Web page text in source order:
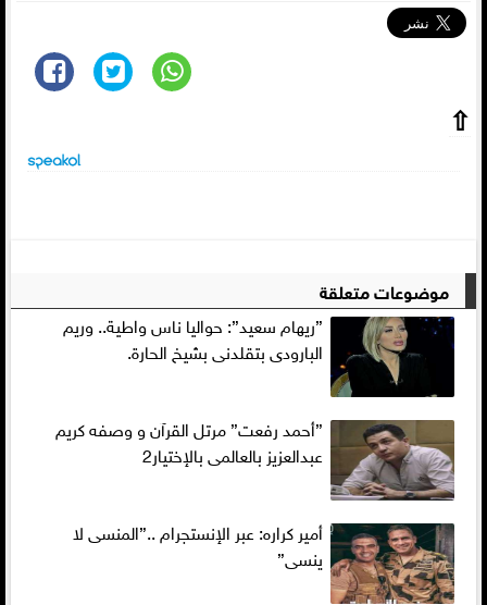
⇧
موضوعات متعلقة
”ريهام سعيد”: حواليا ناس واطية.. وريم
البارودى بتقلدنى بشيخ الحارة.
”أحمد رفعت” مرتل القرآن و وصفه كريم
عبدالعزيز بالعالمى بالإختيار2
أمير كراره: عبر الإنستجرام ..”المنسى لا
ينسى”